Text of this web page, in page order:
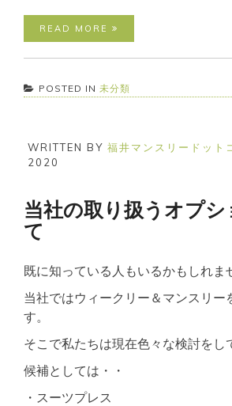
READ MORE
POSTED IN 未分類
WRITTEN BY 福井マンスリードット
2020
当社の取り扱うオプ
て
既に知っている人もいるかもしれま
当社ではウィークリー＆マンスリー
す。
そこで私たちは現在色々な検討をし
候補としては・・
・スーツプレス